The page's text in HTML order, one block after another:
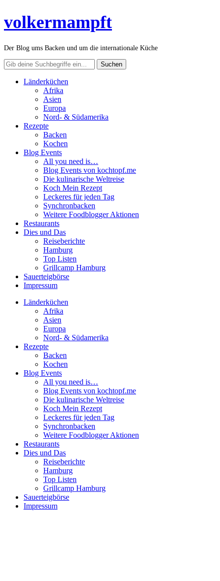
volkermampft
Der Blog ums Backen und um die internationale Küche
Länderküchen
Afrika
Asien
Europa
Nord- & Südamerika
Rezepte
Backen
Kochen
Blog Events
All you need is…
Blog Events von kochtopf.me
Die kulinarische Weltreise
Koch Mein Rezept
Leckeres für jeden Tag
Synchronbacken
Weitere Foodblogger Aktionen
Restaurants
Dies und Das
Reiseberichte
Hamburg
Top Listen
Grillcamp Hamburg
Sauerteigbörse
Impressum
Länderküchen
Afrika
Asien
Europa
Nord- & Südamerika
Rezepte
Backen
Kochen
Blog Events
All you need is…
Blog Events von kochtopf.me
Die kulinarische Weltreise
Koch Mein Rezept
Leckeres für jeden Tag
Synchronbacken
Weitere Foodblogger Aktionen
Restaurants
Dies und Das
Reiseberichte
Hamburg
Top Listen
Grillcamp Hamburg
Sauerteigbörse
Impressum